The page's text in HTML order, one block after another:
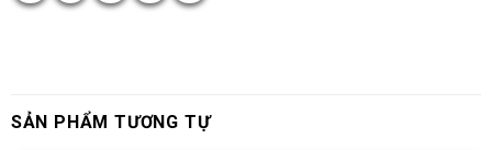
SẢN PHẨM TƯƠNG TỰ